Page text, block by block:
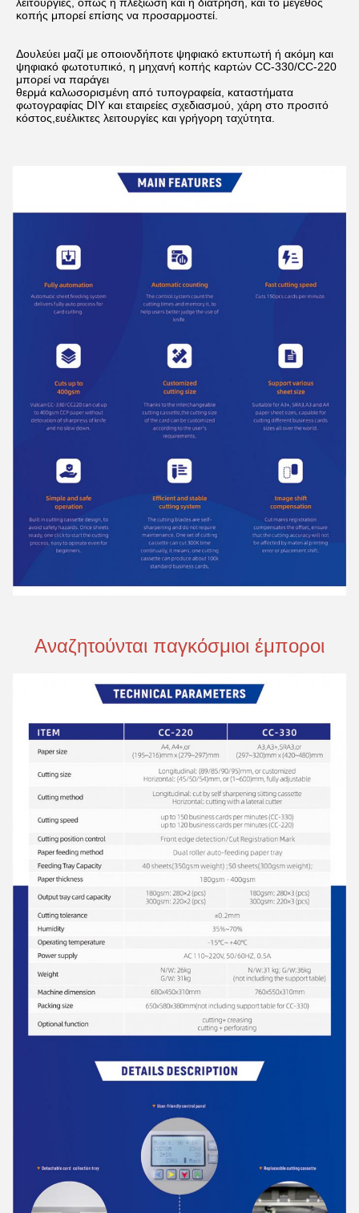
κοπής μπορεί επίσης να προσαρμοστεί.
Δουλεύει μαζί με οποιονδήποτε ψηφιακό εκτυπωτή ή ακόμη και
ψηφιακό φωτοτυπικό, η μηχανή κοπής καρτών CC-330/CC-220
μπορεί να παράγει
θερμά καλωσορισμένη από τυπογραφεία, καταστήματα
φωτογραφίας DIY και εταιρείες σχεδιασμού, χάρη στο προσιτό
κόστος,ευέλικτες λειτουργίες και γρήγορη ταχύτητα.
Αναζητούνται παγκόσμιοι έμποροι